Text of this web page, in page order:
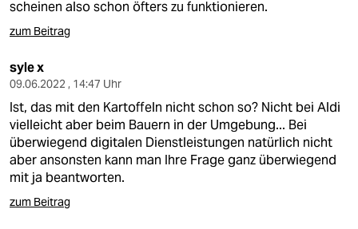
scheinen also schon öfters zu funktionieren.
zum Beitrag
syle x
09.06.2022 , 14:47 Uhr
Ist, das mit den Kartoffeln nicht schon so? Nicht bei Aldi
vielleicht aber beim Bauern in der Umgebung... Bei
überwiegend digitalen Dienstleistungen natürlich nicht
aber ansonsten kann man Ihre Frage ganz überwiegend
mit ja beantworten.
zum Beitrag